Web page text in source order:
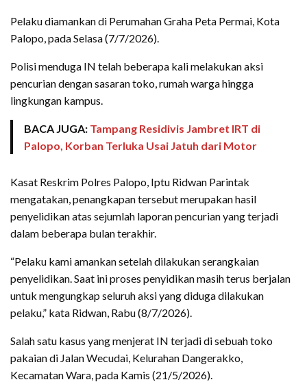
Pelaku diamankan di Perumahan Graha Peta Permai, Kota
Palopo, pada Selasa (7/7/2026).
Polisi menduga IN telah beberapa kali melakukan aksi
pencurian dengan sasaran toko, rumah warga hingga
lingkungan kampus.
BACA JUGA: Tampang Residivis Jambret IRT di
Palopo, Korban Terluka Usai Jatuh dari Motor
Kasat Reskrim Polres Palopo, Iptu Ridwan Parintak
mengatakan, penangkapan tersebut merupakan hasil
penyelidikan atas sejumlah laporan pencurian yang terjadi
dalam beberapa bulan terakhir.
“Pelaku kami amankan setelah dilakukan serangkaian
penyelidikan. Saat ini proses penyidikan masih terus berjalan
untuk mengungkap seluruh aksi yang diduga dilakukan
pelaku,” kata Ridwan, Rabu (8/7/2026).
Salah satu kasus yang menjerat IN terjadi di sebuah toko
pakaian di Jalan Wecudai, Kelurahan Dangerakko,
Kecamatan Wara, pada Kamis (21/5/2026).